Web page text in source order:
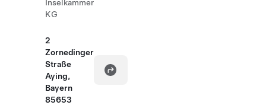
Inselkammer
KG
2
Zornedinger
Straße
Aying,
Bayern
85653